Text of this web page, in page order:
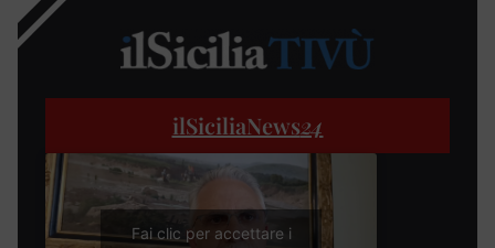
ilSiciliaNews24
Fai clic per accettare i